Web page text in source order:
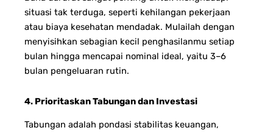
situasi tak terduga, seperti kehilangan pekerjaan
atau biaya kesehatan mendadak. Mulailah dengan
menyisihkan sebagian kecil penghasilanmu setiap
bulan hingga mencapai nominal ideal, yaitu 3–6
bulan pengeluaran rutin.
4. Prioritaskan Tabungan dan Investasi
Tabungan adalah pondasi stabilitas keuangan,